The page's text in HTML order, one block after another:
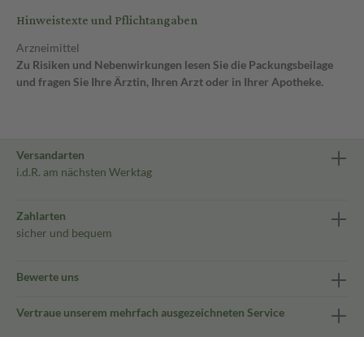
Hinweistexte und Pflichtangaben
Arzneimittel
Zu Risiken und Nebenwirkungen lesen Sie die Packungsbeilage
und fragen Sie Ihre Ärztin, Ihren Arzt oder in Ihrer Apotheke.
Versandarten
i.d.R. am nächsten Werktag
Zahlarten
sicher und bequem
Bewerte uns
Vertraue unserem mehrfach ausgezeichneten Service